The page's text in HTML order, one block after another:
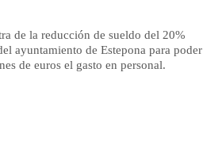
de la reducción de sueldo del 20%
ayuntamiento de Estepona para poder
de euros el gasto en personal.